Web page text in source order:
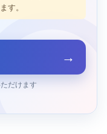
す。
→
だけます